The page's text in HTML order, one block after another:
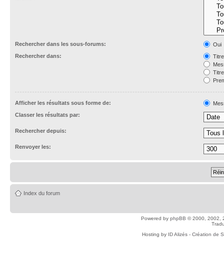
Rechercher dans les sous-forums:
Oui
Rechercher dans:
Afficher les résultats sous forme de:
Classer les résultats par:
Rechercher depuis:
Renvoyer les:
Index du forum
Powered by phpBB © 2000, 2002,
Hosting by ID Alizés - Création de